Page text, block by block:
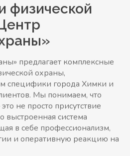
физической
предлагает комплексные
охраны,
специфики города Химки и
Мы понимаем, что
не просто присутствие
выстроенная система
в себе профессионализм,
и оперативную реакцию на